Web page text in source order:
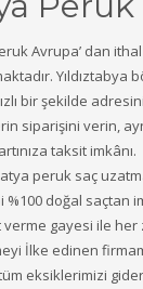
Avrupa’ dan
bir şekilde
siparişini verin,
taksit imkânı.
peruk saç
%100 doğal saçtan
gayesi ile her
İlke edinen
eksiklerimizi